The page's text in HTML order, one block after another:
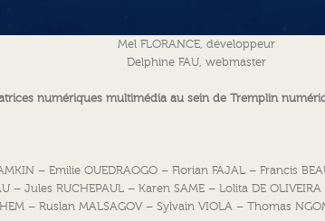
Mel FLORANCE, développeur
Delphine FAU, webmaster
numériques multimédia au sein de Tremplin
– Emilie OUEDRAOGO – Florian FAJAL – Francis
– Jules RUCHEPAUL – Karen SAME – Lolita DE
– Ruslan MALSAGOV – Sylvain VIOLA – Thomas